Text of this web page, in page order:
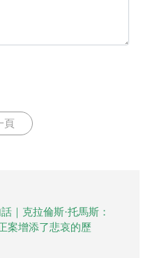
頁
｜克拉倫斯·托馬斯：
案增添了悲哀的歷